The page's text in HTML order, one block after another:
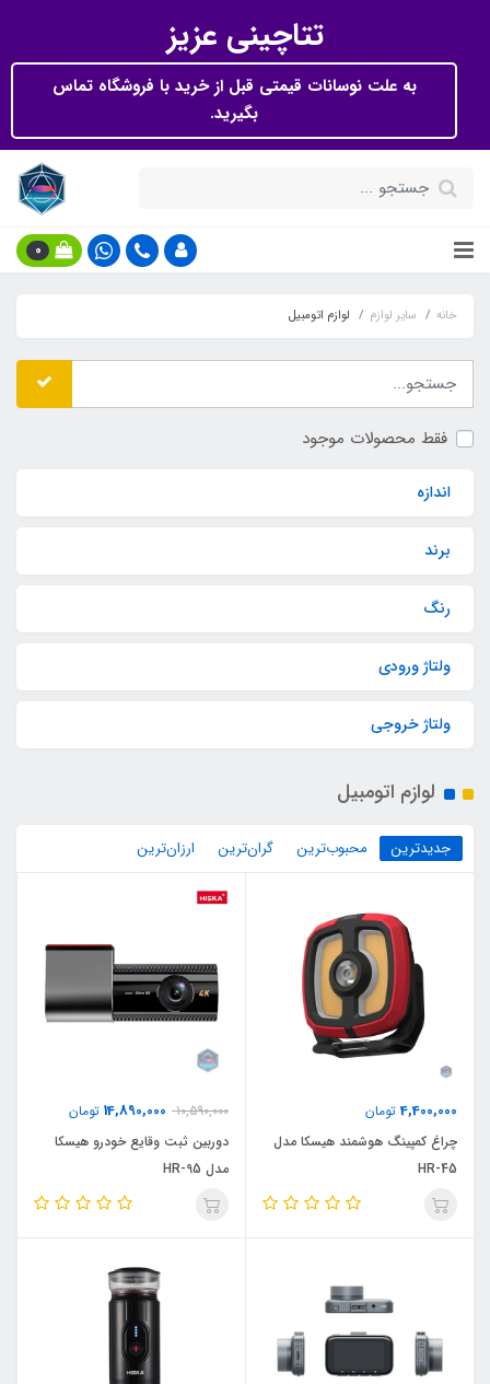
تتاچینی عزیز
به علت نوسانات قیمتی قبل از خرید با فروشگاه تماس
بگیرید.
0
خانه سایر لوازم لوازم اتومبیل
فقط محصولات موجود
اندازه
برند
رنگ
ولتاژ ورودی
ولتاژ خروجی
لوازم اتومبیل
جدیدترین محبوب‌ترین گران‌ترین ارزان‌ترین
4,400,000تومان
چراغ کمپینگ هوشمند هیسکا مدل
HR-45
10,590,000
14,890,000 تومان
دوربین ثبت وقایع خودرو هیسکا
مدل HR-95